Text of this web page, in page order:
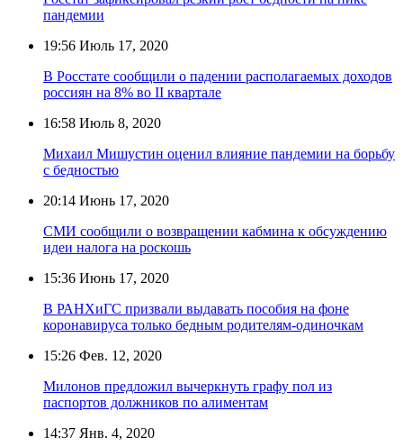
пандемии
19:56 Июль 17, 2020
В Росстате сообщили о падении располагаемых доходов
россиян на 8% во II квартале
16:58 Июль 8, 2020
Михаил Мишустин оценил влияние пандемии на борьбу
с бедностью
20:14 Июнь 17, 2020
СМИ сообщили о возвращении кабмина к обсуждению
идеи налога на роскошь
15:36 Июнь 17, 2020
В РАНХиГС призвали выдавать пособия на фоне
коронавируса только бедным родителям-одиночкам
15:26 Фев. 12, 2020
Милонов предложил вычеркнуть графу пол из
паспортов должников по алиментам
14:37 Янв. 4, 2020